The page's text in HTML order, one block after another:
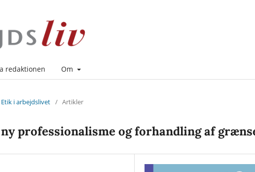
redaktionen Om
Etik i arbejdslivet / Artikler
professionalisme og forhandling af